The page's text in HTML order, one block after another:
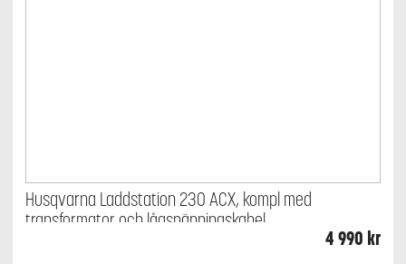
Husqvarna Laddstation 230 ACX, kompl med
transformator och lågspänningskabel
4 990 kr